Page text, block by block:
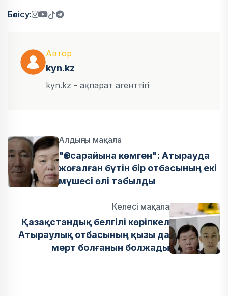
Бөлісу:
Автор
kyn.kz
kyn.kz - ақпарат агенттігі
Алдыңғы мақала
"Өз сарайына көмген": Атырауда
жоғалған бүтін бір отбасының екі
мүшесі өлі табылды
Келесі мақала
Қазақстандық белгілі көріпкел
Атыраулық отбасының қызы да
мерт болғанын болжады